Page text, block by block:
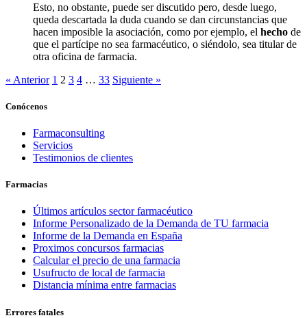
Esto, no obstante, puede ser discutido pero, desde luego,
queda descartada la duda cuando se dan circunstancias que
hacen imposible la asociación, como por ejemplo, el hecho de
que el partícipe no sea farmacéutico, o siéndolo, sea titular de
otra oficina de farmacia.
« Anterior 1 2 3 4 … 33 Siguiente »
Conócenos
Farmaconsulting
Servicios
Testimonios de clientes
Farmacias
Últimos artículos sector farmacéutico
Informe Personalizado de la Demanda de TU farmacia
Informe de la Demanda en España
Proximos concursos farmacias
Calcular el precio de una farmacia
Usufructo de local de farmacia
Distancia mínima entre farmacias
Errores fatales